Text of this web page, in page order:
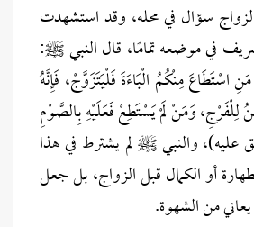
سؤال في محله، وقد استشهدت
في موضعه تمامًا، قال النبي ﷺ:
اسْتَطَاعَ مِنْكُمُ الْبَاءَةَ فَلْيَتَزَوَّجْ، فَإِنَّهُ
وَمَنْ لَمْ يَسْتَطِعْ فَعَلَيْهِ بِالصَّوْمِ
عليه)، والنبي ﷺ لم يشترط في هذا
أو الكمال قبل الزواج، بل جعل
من الشهوة.